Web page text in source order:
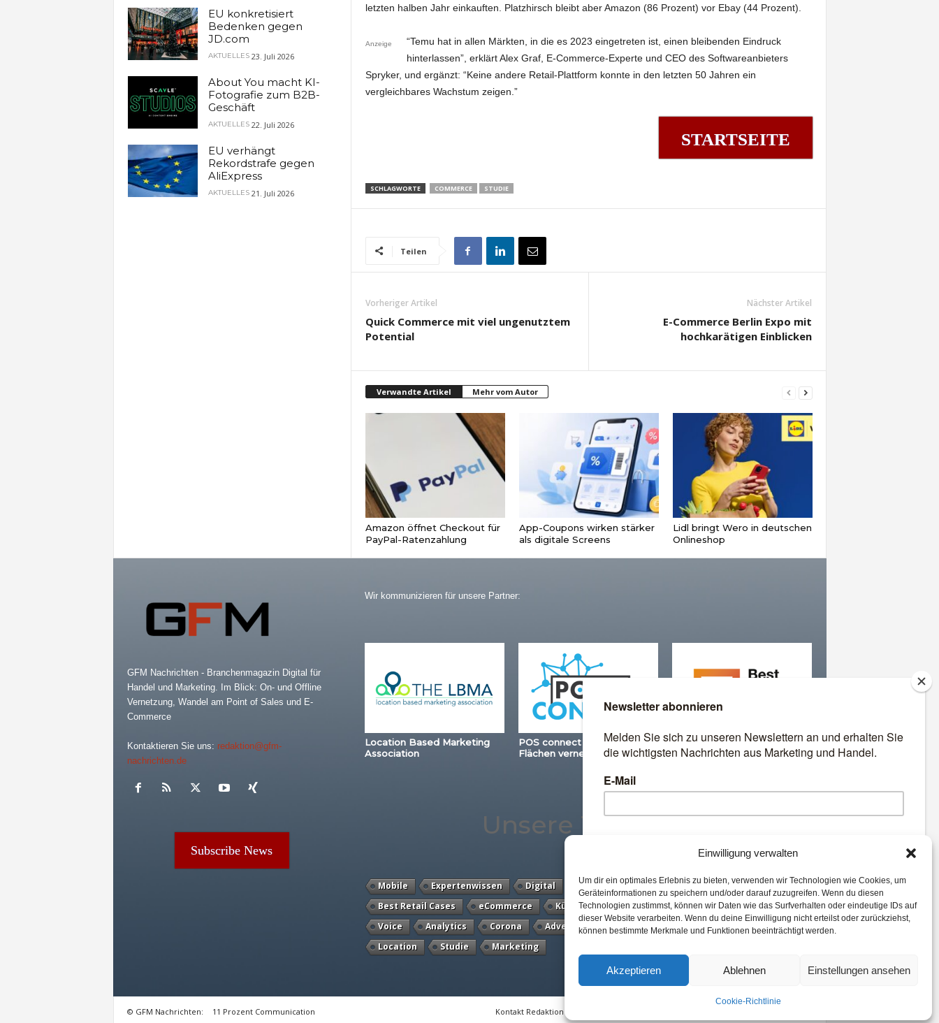
Einwilligung verwalten
Um dir ein optimales Erlebnis zu bieten, verwenden wir Technologien wie Cookies, um
Geräteinformationen zu speichern und/oder darauf zuzugreifen. Wenn du diesen
Technologien zustimmst, können wir Daten wie das Surfverhalten oder eindeutige IDs auf
dieser Website verarbeiten. Wenn du deine Einwilligung nicht erteilst oder zurückziehst,
können bestimmte Merkmale und Funktionen beeinträchtigt werden.
Akzeptieren Ablehnen Einstellungen ansehen
Cookie-Richtlinie
letzten halben Jahr einkauften. Platzhirsch bleibt aber Amazon (86 Prozent) vor Ebay (44 Prozent).
Anzeige
“Temu hat in allen Märkten, in die es 2023 eingetreten ist, einen bleibenden Eindruck
hinterlassen”, erklärt Alex Graf, E-Commerce-Experte und CEO des Softwareanbieters
Spryker, und ergänzt: “Keine andere Retail-Plattform konnte in den letzten 50 Jahren ein
vergleichbares Wachstum zeigen.”
STARTSEITE
SCHLAGWORTE COMMERCE STUDIE
Teilen
Vorheriger Artikel
Quick Commerce mit viel ungenutztem
Potential
Nächster Artikel
E-Commerce Berlin Expo mit
hochkarätigen Einblicken
Verwandte Artikel Mehr vom Autor
Amazon öffnet Checkout für
PayPal-Ratenzahlung
App-Coupons wirken stärker
als digitale Screens
Lidl bringt Wero in deutschen
Onlineshop
EU konkretisiert
Bedenken gegen
JD.com
AKTUELLES 23. Juli 2026
About You macht KI-
Fotografie zum B2B-
Geschäft
AKTUELLES 22. Juli 2026
EU verhängt
Rekordstrafe gegen
AliExpress
AKTUELLES 21. Juli 2026
GFM Nachrichten - Branchenmagazin Digital für
Handel und Marketing. Im Blick: On- und Offline
Vernetzung, Wandel am Point of Sales und E-
Commerce
Kontaktieren Sie uns: redaktion@gfm-
nachrichten.de
Subscribe News
Wir kommunizieren für unsere Partner:
Location Based Marketing
Association
POS connect – Stationäre
Flächen vernetzen
Best Retail Cases: Die
besten Lösungen für Händler
Unsere Themen:
Mobile Expertenwissen Digital POS Connect Loyalty
Kassenlose Läden
Best Retail Cases
eCommerce Künstliche Intelligenz Payment
Logistik
Voice
Analytics Corona Advertising Commerce
Augmented Reality
Location
Studie Marketing
Kontakt Redaktion
© GFM Nachrichten: 11 Prozent Communication